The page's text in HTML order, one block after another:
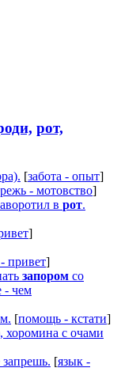
рот,
[забота - опыт]
- мотовство]
в рот.
]
привет]
запором со
- чем
[помощь - кстати]
хоромина с очами
запрешь. [язык -